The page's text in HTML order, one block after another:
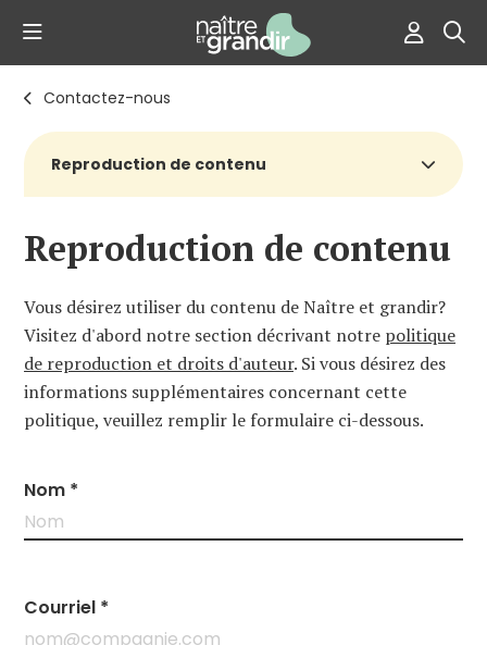
Contactez-nous
Reproduction de contenu
Reproduction de contenu
Vous désirez utiliser du contenu de Naître et grandir?
Visitez d'abord notre section décrivant notre politique
de reproduction et droits d'auteur. Si vous désirez des
informations supplémentaires concernant cette
politique, veuillez remplir le formulaire ci-dessous.
Nom *
Courriel *